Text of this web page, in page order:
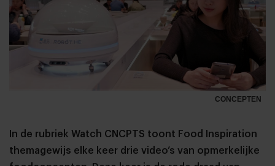
CONCEPTEN
In de rubriek Watch CNCPTS toont Food Inspiration
themagewijs elke keer drie video’s van opmerkelijke